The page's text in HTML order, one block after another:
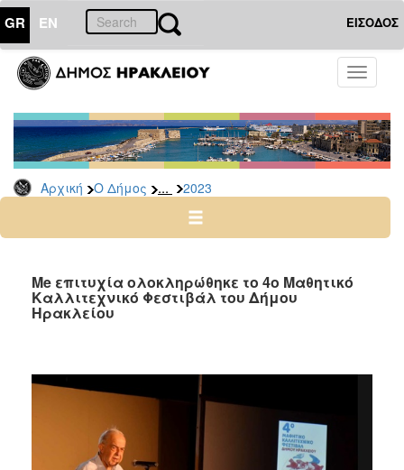
GR EN ΕΙΣΟΔΟΣ
Toggle
Αρχική Ο Δήμος ... 2023
ΔΗΜΟΣ
Δελτία
Τύπου
Αρχείο
2026
2024
2022
2021
2019
2017
2016
Me επιτυχία ολοκληρώθηκε το 4ο Μαθητικό
Καλλιτεχνικό Φεστιβάλ του Δήμου
Ηρακλείου